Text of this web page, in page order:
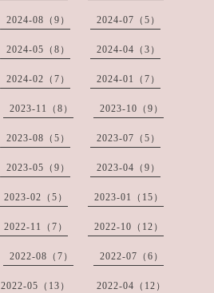
2024-08（9） 2024-07（5）
2024-05（8） 2024-04（3）
2024-02（7） 2024-01（7）
2023-11（8） 2023-10（9）
2023-08（5） 2023-07（5）
2023-05（9） 2023-04（9）
2023-02（5） 2023-01（15）
2022-11（7） 2022-10（12）
2022-08（7） 2022-07（6）
2022-05（13） 2022-04（12）